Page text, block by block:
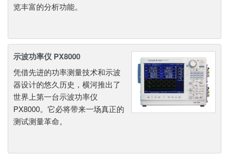
览丰富的分析功能。
示波功率仪 PX8000
凭借先进的功率测量技术和示波
器设计的悠久历史，横河推出了
世界上第一台示波功率仪
PX8000。它必将带来一场真正的
测试测量革命。